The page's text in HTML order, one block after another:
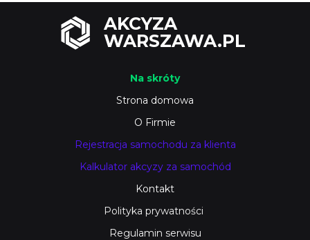
AKCYZA
WARSZAWA.PL
Na skróty
Strona domowa
O Firmie
Rejestracja samochodu za klienta
Kalkulator akcyzy za samochód
Kontakt
Polityka prywatności
Regulamin serwisu